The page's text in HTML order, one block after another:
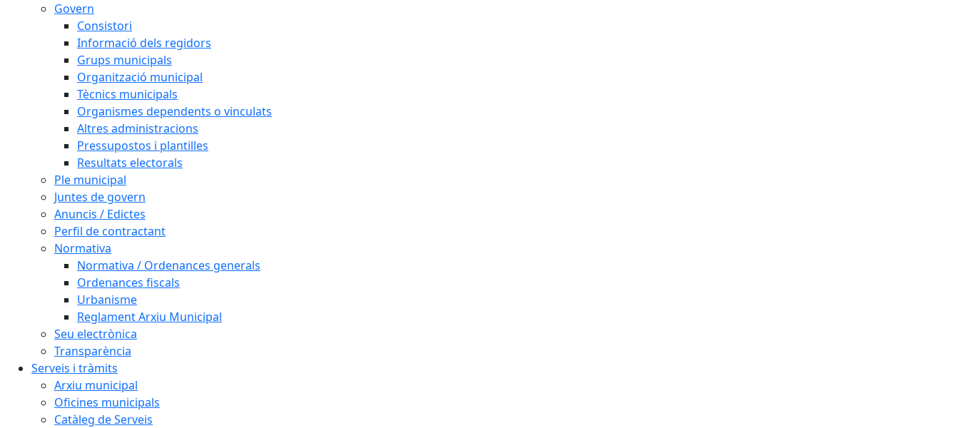
Govern
Consistori
Informació dels regidors
Grups municipals
Organització municipal
Tècnics municipals
Organismes dependents o vinculats
Altres administracions
Pressupostos i plantilles
Resultats electorals
Ple municipal
Juntes de govern
Anuncis / Edictes
Perfil de contractant
Normativa
Normativa / Ordenances generals
Ordenances fiscals
Urbanisme
Reglament Arxiu Municipal
Seu electrònica
Transparència
Serveis i tràmits
Arxiu municipal
Oficines municipals
Catàleg de Serveis